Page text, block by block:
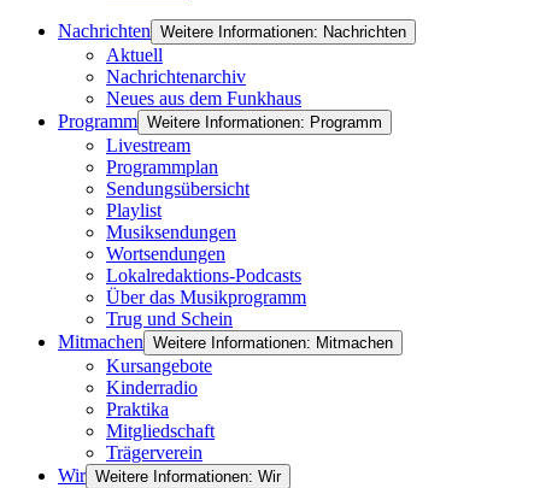
Nachrichten Weitere Informationen: Nachrichten
Aktuell
Nachrichtenarchiv
Neues aus dem Funkhaus
Programm Weitere Informationen: Programm
Livestream
Programmplan
Sendungsübersicht
Playlist
Musiksendungen
Wortsendungen
Lokalredaktions-Podcasts
Über das Musikprogramm
Trug und Schein
Mitmachen Weitere Informationen: Mitmachen
Kursangebote
Kinderradio
Praktika
Mitgliedschaft
Trägerverein
Wir Weitere Informationen: Wir